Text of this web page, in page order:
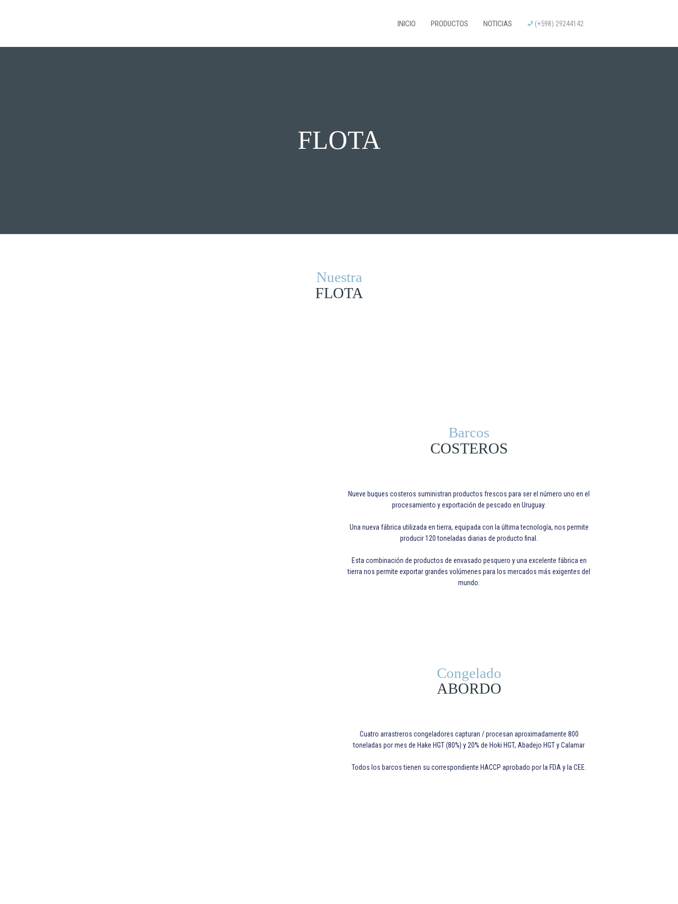
INICIO PRODUCTOS NOTICIAS (+598) 29244142
FLOTA
Nuestra
FLOTA
Barcos
COSTEROS
Nueve buques costeros suministran productos frescos para ser el número uno en el
procesamiento y exportación de pescado en Uruguay.
Una nueva fábrica utilizada en tierra, equipada con la última tecnología, nos permite
producir 120 toneladas diarias de producto final.
Esta combinación de productos de envasado pesquero y una excelente fábrica en
tierra nos permite exportar grandes volúmenes para los mercados más exigentes del
mundo.
Congelado
ABORDO
Cuatro arrastreros congeladores capturan / procesan aproximadamente 800
toneladas por mes de Hake HGT (80%) y 20% de Hoki HGT, Abadejo HGT y Calamar
Todos los barcos tienen su correspondiente HACCP aprobado por la FDA y la CEE.